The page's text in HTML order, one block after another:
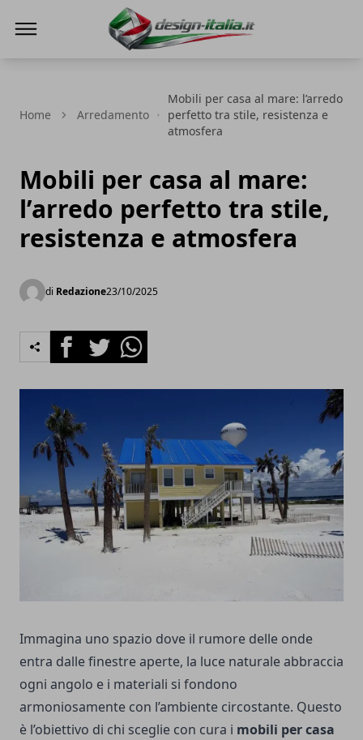
Home Arredamento
Mobili per casa al mare: l’arredo
perfetto tra stile, resistenza e
atmosfera
Mobili per casa al mare:
l’arredo perfetto tra stile,
resistenza e atmosfera
di Redazione23/10/2025
FacebookTwitterWhatsapp
Immagina uno spazio dove il rumore delle onde
entra dalle finestre aperte, la luce naturale abbraccia
ogni angolo e i materiali si fondono
armoniosamente con l’ambiente circostante. Questo
è l’obiettivo di chi sceglie con cura i mobili per casa